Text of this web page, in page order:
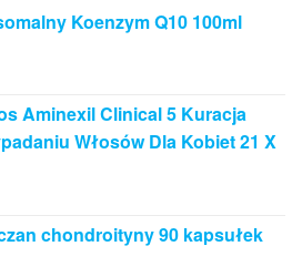
Koenzym Q10 100ml
Aminexil Clinical 5 Kuracja
Włosów Dla Kobiet 21 X
chondroityny 90 kapsułek